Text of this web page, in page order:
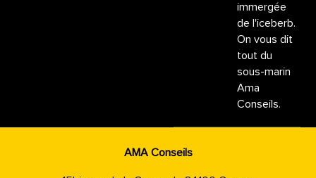
immergée
de l'iceberb.
On vous dit
tout du
sous-marin
Ama
Conseils.
AMA Conseils